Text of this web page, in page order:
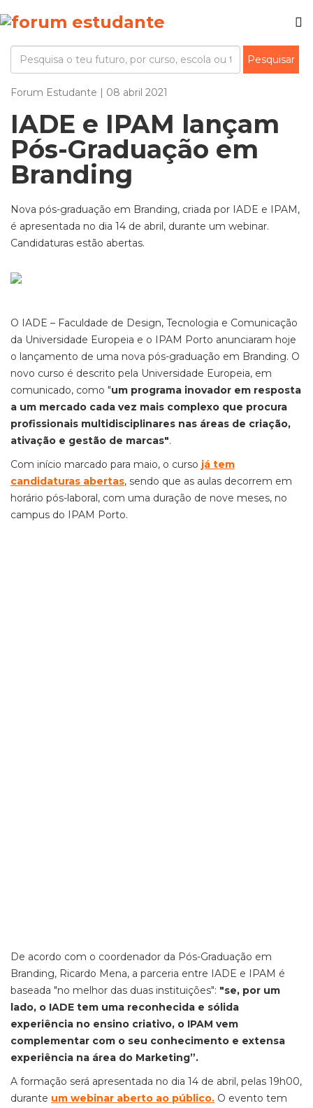
Forum Estudante | 08 abril 2021
IADE e IPAM lançam
Pós-Graduação em
Branding
Nova pós-graduação em Branding, criada por IADE e IPAM,
é apresentada no dia 14 de abril, durante um webinar.
Candidaturas estão abertas.
O IADE – Faculdade de Design, Tecnologia e Comunicação
da Universidade Europeia e o IPAM Porto anunciaram hoje
o lançamento de uma nova pós-graduação em Branding. O
novo curso é descrito pela Universidade Europeia, em
comunicado, como "um programa inovador em resposta
a um mercado cada vez mais complexo que procura
profissionais multidisciplinares nas áreas de criação,
ativação e gestão de marcas".
Com início marcado para maio, o curso já tem
candidaturas abertas, sendo que as aulas decorrem em
horário pós-laboral, com uma duração de nove meses, no
campus do IPAM Porto.
De acordo com o coordenador da Pós-Graduação em
Branding, Ricardo Mena, a parceria entre IADE e IPAM é
baseada "no melhor das duas instituições": "se, por um
lado, o IADE tem uma reconhecida e sólida
experiência no ensino criativo, o IPAM vem
complementar com o seu conhecimento e extensa
experiência na área do Marketing”.
A formação será apresentada no dia 14 de abril, pelas 19h00,
durante um webinar aberto ao público. O evento tem